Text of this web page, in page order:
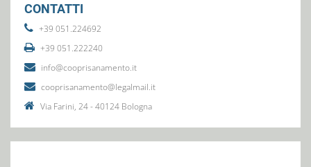
CONTATTI
+39 051.224692
+39 051.222240
info@cooprisanamento.it
cooprisanamento@legalmail.it
Via Farini, 24 - 40124 Bologna